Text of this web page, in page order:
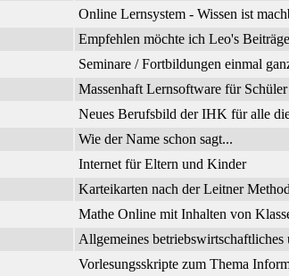
Online Lernsystem - Wissen ist
Empfehlen möchte ich Leo's
Seminare / Fortbildungen einmal
Massenhaft Lernsoftware für
Neues Berufsbild der IHK für alle
Wie der Name schon sagt...
Internet für Eltern und Kinder
Karteikarten nach der Leitner
Mathe Online mit Inhalten von
Allgemeines
Vorlesungsskripte zum Thema